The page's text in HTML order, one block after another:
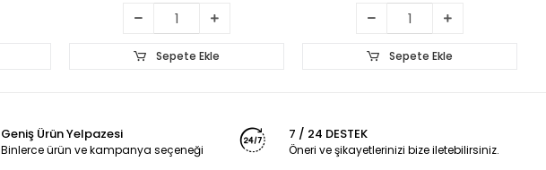
Sepete Ekle Sepete Ekle
Geniş Ürün Yelpazesi
Binlerce ürün ve kampanya seçeneği
7 / 24 DESTEK
Öneri ve şikayetlerinizi bize iletebilirsiniz.